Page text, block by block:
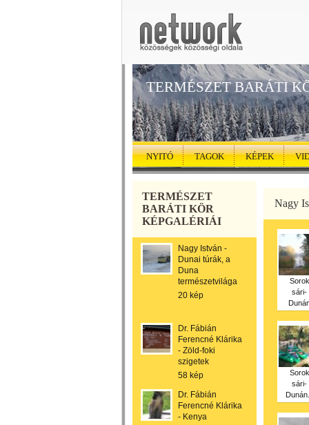
TERMÉSZET BARÁTI
NYITÓ TAGOK KÉPEK
TERMÉSZET
BARÁTI KÖR
KÉPGALÉRIÁI
Nagy István -
Dunai túrák, a
Duna
természetvilága
20 kép
Dr. Fábián
Ferencné Klárika
- Zöld-foki
szigetek
58 kép
Dr. Fábián
Ferencné Klárika
- Kenya
Nagy
Sorok
sári-
Sorok
sári-
Dunán...